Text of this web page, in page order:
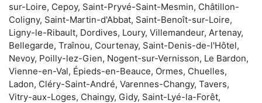
sur-Loire, Cepoy, Saint-Pryvé-Saint-Mesmin, Châtillon-
Coligny, Saint-Martin-d'Abbat, Saint-Benoît-sur-Loire,
Ligny-le-Ribault, Dordives, Loury, Villemandeur, Artenay,
Bellegarde, Traînou, Courtenay, Saint-Denis-de-l'Hôtel,
Nevoy, Poilly-lez-Gien, Nogent-sur-Vernisson, Le Bardon,
Vienne-en-Val, Épieds-en-Beauce, Ormes, Chuelles,
Ladon, Cléry-Saint-André, Varennes-Changy, Tavers,
Vitry-aux-Loges, Chaingy, Gidy, Saint-Lyé-la-Forêt,